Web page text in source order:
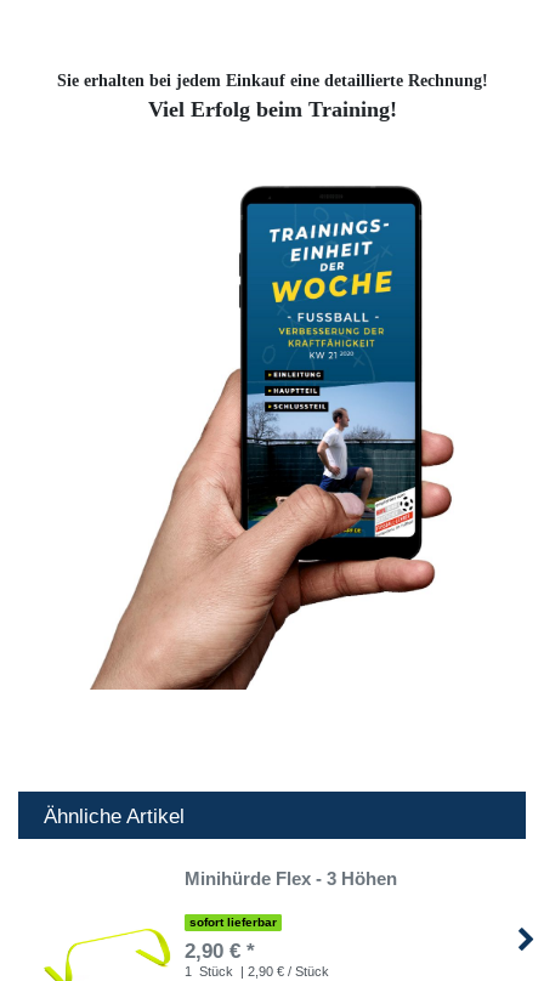
Sie erhalten bei jedem Einkauf eine detaillierte Rechnung!
Viel Erfolg beim Training!
Ähnliche Artikel
Minihürde Flex - 3 Höhen
sofort lieferbar
2,90 € *
1 Stück | 2,90 € / Stück